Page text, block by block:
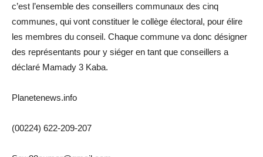
c’est l’ensemble des conseillers communaux des cinq
communes, qui vont constituer le collège électoral, pour élire
les membres du conseil. Chaque commune va donc désigner
des représentants pour y siéger en tant que conseillers a
déclaré Mamady 3 Kaba.
Planetenews.info
(00224) 622-209-207